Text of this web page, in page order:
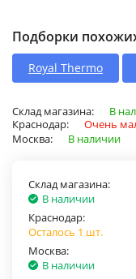
Подборки
Royal Thermo
Склад магазина:
В
Краснодар:
Очень
Москва:
В наличии
Склад магазина:
В наличии
Краснодар:
Осталось 1 шт.
Москва:
В наличии